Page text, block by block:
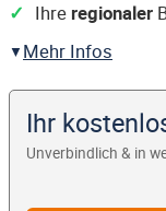
Ihre regionaler
Mehr Infos
Ihr
Unverbindlich & in